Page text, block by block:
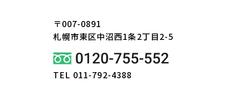
〒007-0891
札幌市東区中沼西1条2丁目2-5
TEL 011-792-4388